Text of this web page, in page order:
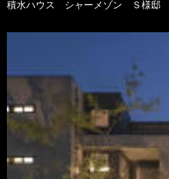
積水ハウス シャーメゾン Ｓ様邸